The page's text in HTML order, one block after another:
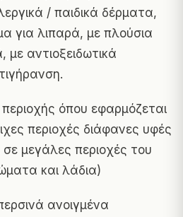
/ παιδικά δέρματα,
για λιπαρά, με πλούσια
αντιοξειδωτικά
όπου εφαρμόζεται
περιοχές διάφανες υφές
μεγάλες περιοχές του
και λάδια)
ανοιγμένα